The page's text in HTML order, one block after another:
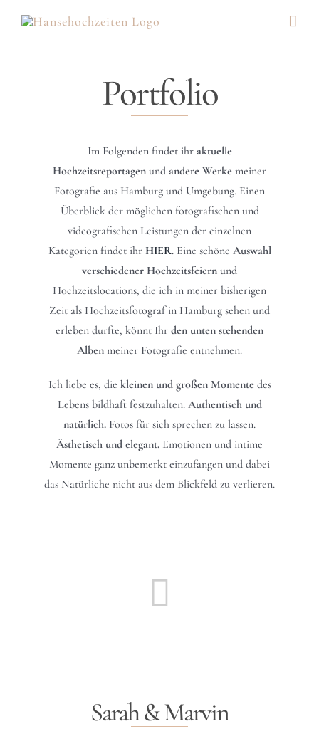
Inhalt
Portfolio
Im Folgenden findet ihraktuelle
Hochzeitsreportagen und andere Werke meiner
Fotografie aus Hamburg und Umgebung. Einen
Überblick der möglichen fotografischen und
videografischen Leistungen der einzelnen
Kategorien findet ihr HIER. Eine schöne Auswahl
verschiedener Hochzeitsfeiern und
Hochzeitslocations, die ich in meiner bisherigen
Zeit als Hochzeitsfotograf in Hamburg sehen und
erleben durfte, könnt Ihr den unten stehenden
Alben meiner Fotografie entnehmen.
Ich liebe es, die kleinen und großen Momentedes
Lebens bildhaft festzuhalten. Authentisch und
natürlich. Fotos für sich sprechen zu lassen.
Ästhetisch und elegant. Emotionen und intime
Momente ganz unbemerkt einzufangen und dabei
das Natürliche nicht aus dem Blickfeld zu verlieren.
Sarah & Marvin